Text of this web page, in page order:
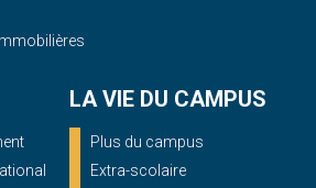
LA VIE DU CAMPUS
Plus du campus
Extra-scolaire